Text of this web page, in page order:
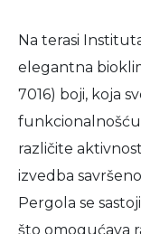
Na terasi
elegantna
7016) boji, koja
različite
izvedba
Pergola se
što omogućava